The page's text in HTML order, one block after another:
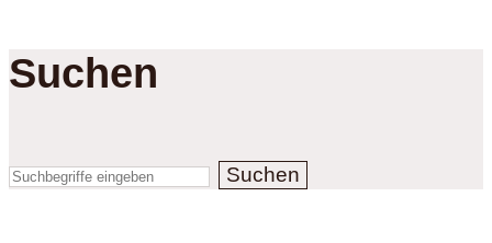
Suchen
Suchen